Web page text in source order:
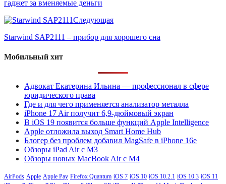
гаджет за вменяемые деньги
Следующая
Starwind SAP2111 – прибор для хорошего сна
Мобильный хит
Адвокат Екатерина Ильина — профессионал в сфере
юридического права
Где и для чего применяется анализатор металла
iPhone 17 Air получит 6,9-дюймовый экран
В iOS 19 появится больше функций Apple Intelligence
Apple отложила выход Smart Home Hub
Блогер без проблем добавил MagSafe в iPhone 16e
Обзоры iPad Air с M3
Обзоры новых MacBook Air с M4
AirPods Apple Apple Pay Firefox Quantum iOS 7 iOS 10 iOS 10.2.1 iOS 10.3 iOS 11